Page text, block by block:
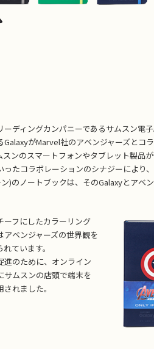
ディングカンパニーであるサムスン電子
がMarvel社のアベンジャーズとコ
ンのスマートフォンやタブレット製品
たコラボレーションのシナジーにより
)のノートブックは、そのGalaxyとアベ
ーフにしたカラーリング
ベンジャーズの世界観を
ています。
進のために、オンライン
サムスンの店頭で端末を
れました。